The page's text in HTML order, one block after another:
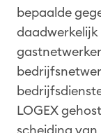
bepaalde
daadwerkelijk
LOGEX
scheiding van